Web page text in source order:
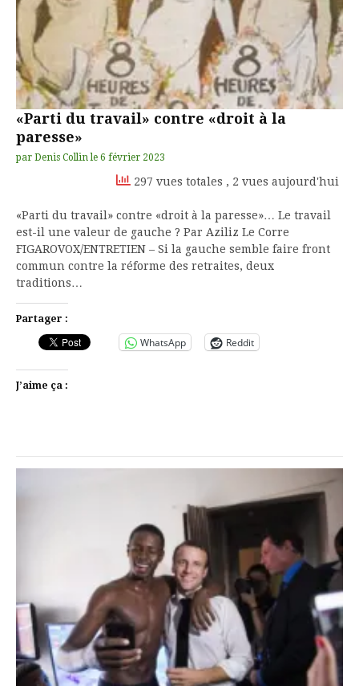
«Parti du travail» contre «droit à la
paresse»
par Denis Collin le 6 février 2023
297 vues totales , 2 vues aujourd'hui
«Parti du travail» contre «droit à la paresse»… Le travail
est-il une valeur de gauche ? Par Aziliz Le Corre
FIGAROVOX/ENTRETIEN – Si la gauche semble faire front
commun contre la réforme des retraites, deux
traditions…
Partager :
WhatsApp Reddit
J’aime ça :